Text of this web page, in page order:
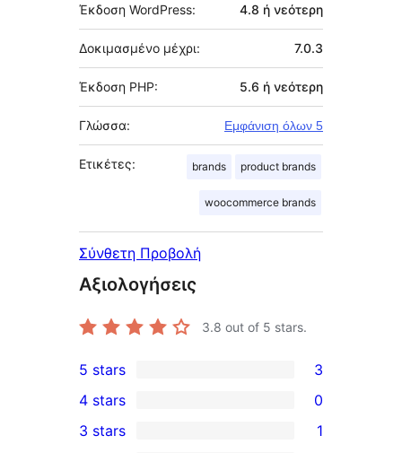
Έκδοση WordPress: 4.8 ή νεότερη
Δοκιμασμένο μέχρι: 7.0.3
Έκδοση PHP: 5.6 ή νεότερη
Γλώσσα: Εμφάνιση όλων 5
Ετικέτες: brands product brands
woocommerce brands
Σύνθετη Προβολή
Αξιολογήσεις
3.8 out of 5 stars.
3
5-
star
5 stars 3
4-
4 stars 0
1
3 stars
1